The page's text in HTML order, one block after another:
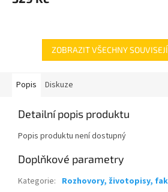
ZOBRAZIT VŠECHNY
Popis Diskuze
Detailní popis produktu
Popis produktu není dostupný
Doplňkové parametry
Kategorie: Rozhovory, životopisy,